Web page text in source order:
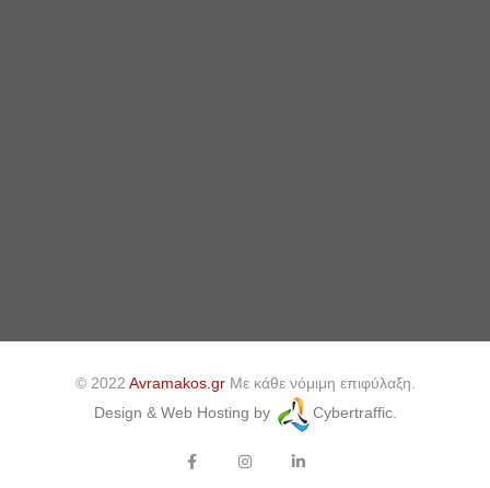
© 2022 Avramakos.grΜε κάθε νόμιμη επιφύλαξη.
Design & Web Hosting by
Cybertraffic.